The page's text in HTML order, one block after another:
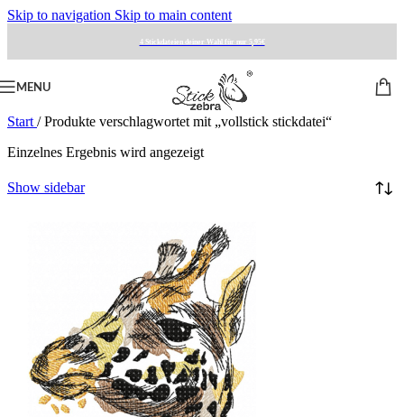
Skip to navigation Skip to main content
4 Stickdateien deiner Wahl für nur 5,95€
MENU
Start / Produkte verschlagwortet mit „vollstick stickdatei“
Einzelnes Ergebnis wird angezeigt
Show sidebar